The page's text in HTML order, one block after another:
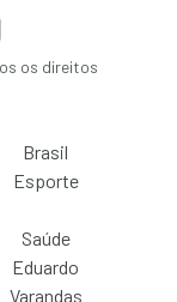
os direitos
Brasil
Esporte
Saúde
Eduardo
Varandas